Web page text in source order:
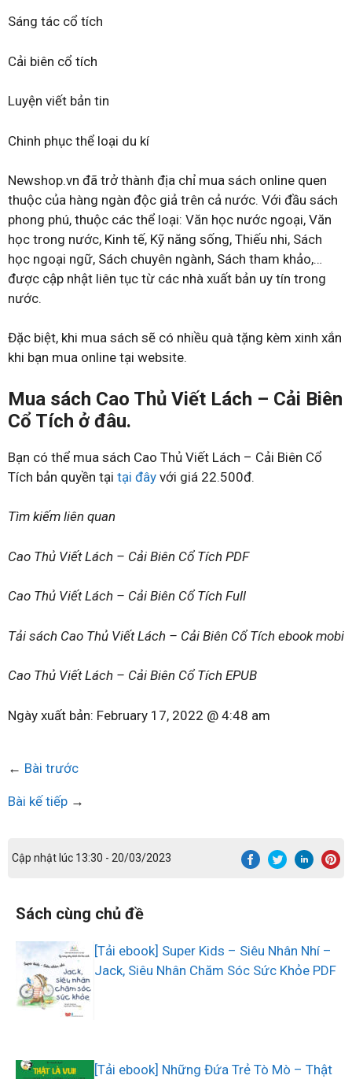
Sáng tác cổ tích
Cải biên cổ tích
Luyện viết bản tin
Chinh phục thể loại du kí
Newshop.vn đã trở thành địa chỉ mua sách online quen
thuộc của hàng ngàn độc giả trên cả nước. Với đầu sách
phong phú, thuộc các thể loại: Văn học nước ngoại, Văn
học trong nước, Kinh tế, Kỹ năng sống, Thiếu nhi, Sách
học ngoại ngữ, Sách chuyên ngành, Sách tham khảo,…
được cập nhật liên tục từ các nhà xuất bản uy tín trong
nước.
Đặc biệt, khi mua sách sẽ có nhiều quà tặng kèm xinh xắn
khi bạn mua online tại website.
Mua sách Cao Thủ Viết Lách – Cải Biên
Cổ Tích ở đâu.
Bạn có thể mua sách Cao Thủ Viết Lách – Cải Biên Cổ
Tích bản quyền tại tại đây với giá 22.500đ.
Tìm kiếm liên quan
Cao Thủ Viết Lách – Cải Biên Cổ Tích PDF
Cao Thủ Viết Lách – Cải Biên Cổ Tích Full
Tải sách Cao Thủ Viết Lách – Cải Biên Cổ Tích ebook mobi
Cao Thủ Viết Lách – Cải Biên Cổ Tích EPUB
Ngày xuất bản: February 17, 2022 @ 4:48 am
← Bài trước
Bài kế tiếp →
Cập nhật lúc 13:30 - 20/03/2023
Sách cùng chủ đề
[Tải ebook] Super Kids – Siêu Nhân Nhí –
Jack, Siêu Nhân Chăm Sóc Sức Khỏe PDF
[Tải ebook] Những Đứa Trẻ Tò Mò – Thật